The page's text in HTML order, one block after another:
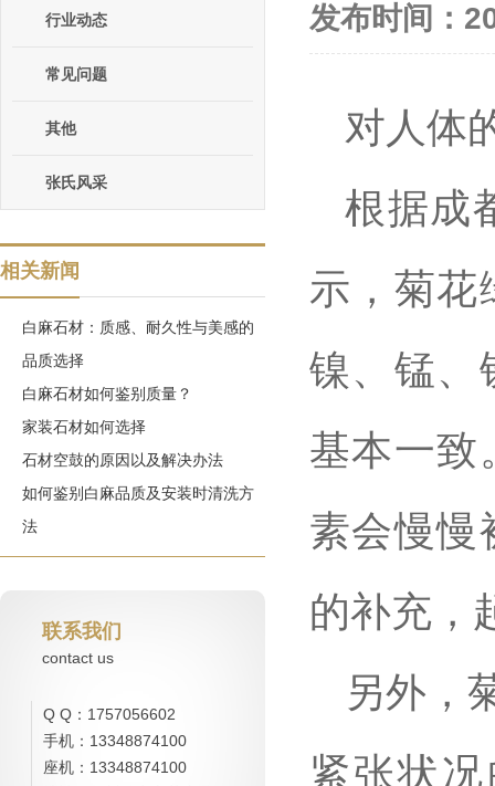
行业动态
常见问题
其他
张氏风采
相关新闻
白麻石材：质感、耐久性与美感的
品质选择
白麻石材如何鉴别质量？
家装石材如何选择
石材空鼓的原因以及解决办法
如何鉴别白麻品质及安装时清洗方
法
联系我们
contact us
Q Q：1757056602
手机：13348874100
座机：13348874100
发布时间：
对人体
根据成
示，菊花
镍、锰、
基本一致
素会慢慢
的补充，
另外，
紧张状